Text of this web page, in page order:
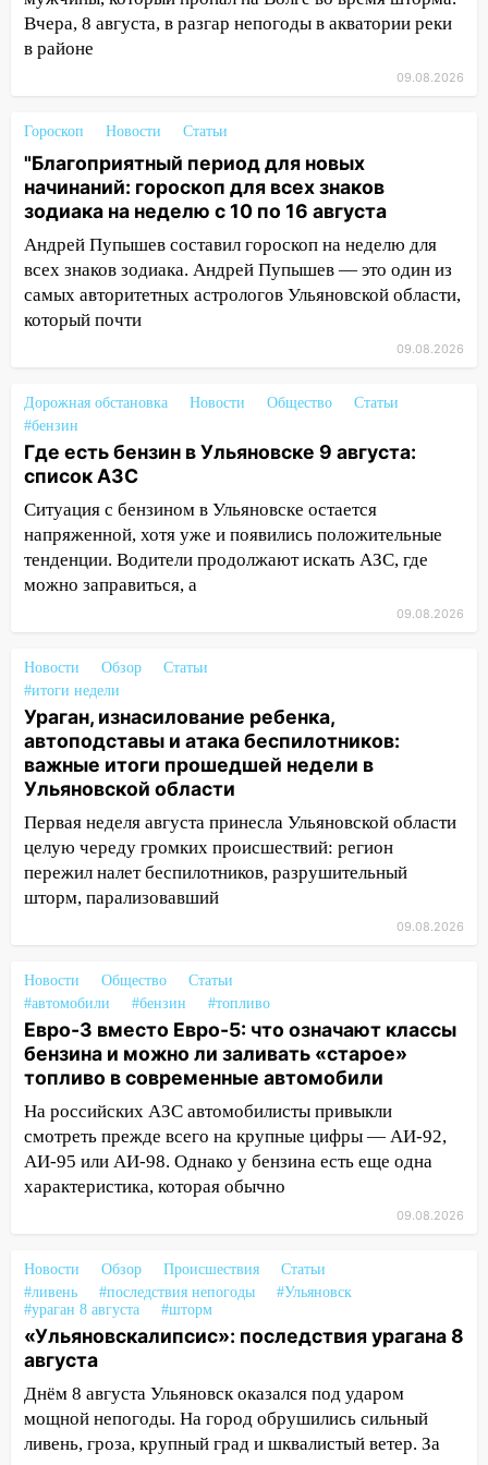
августа
13:00
В Ульяновской области ожидается
крупный град
12:11 Где есть бензин в Ульяновске 9
августа: список АЗС
11:55 Соцсети: светофор упал на
машину во время сильного ливня в
Ульяновске
11:00
10:13 Прокуратура подвела итоги
недели в Ульяновской области
09:18 Из-за ливня заблокировано
движение трамваев в Ульяновске
09:15 Ураган, изнасилование ребенка,
автоподставы и атака беспилотников:
важные итоги прошедшей недели в
Ульяновской области
трамвайную и троллейбусную
инфраструктуру после шторма
08:19 Внимание! В Цильнинском районе
пропал 67-летний мужчина
08:11 На Ульяновск снова надвигается
непогода
07:30 Евро-3 вместо Евро-5: что
означают классы бензина и можно ли
заливать «старое» топливо в
06:30
Какая погода будет в Ульяновской
области днем 9 августа
05:05
День, когда всё может
измениться: гороскоп на 9 августа —
три знака получат шанс, который нельзя
упустить
08.08.2026
20:10 Во время урагана в Ульяновске на
Волге перевернулась лодка
заблокировало в машине двух женщин
17:15 В Ульяновской области
ремонтируют девять мостов: один уже
готов, ещё два — почти завершены
17:00 «Ульяновскалипсис»: последствия
урагана 8 августа
16:38 Прогноз погоды в Ульяновской
Вчера, 8 августа, в разгар непогоды в акватории реки
в районе
09.08.2026
Гороскоп Новости Статьи
"Благоприятный период для новых
начинаний: гороскоп для всех знаков
зодиака на неделю с 10 по 16 августа
Андрей Пупышев составил гороскоп на неделю для
всех знаков зодиака. Андрей Пупышев — это один из
самых авторитетных астрологов Ульяновской области,
который почти
09.08.2026
Дорожная обстановка Новости Общество
Статьи
#бензин
Где есть бензин в Ульяновске 9 августа:
список АЗС
Ситуация с бензином в Ульяновске остается
напряженной, хотя уже и появились положительные
тенденции. Водители продолжают искать АЗС, где
можно заправиться, а
09.08.2026
Новости Обзор
Статьи
#итоги недели
Ураган, изнасилование ребенка,
автоподставы и атака беспилотников:
важные итоги прошедшей недели в
Ульяновской области
Первая неделя августа принесла Ульяновской области
целую череду громких происшествий: регион
пережил налет беспилотников, разрушительный
шторм, парализовавший
09.08.2026
Новости Общество
Статьи
#автомобили
#бензин #топливо
Евро-3 вместо Евро-5: что означают классы
бензина и можно ли заливать «старое»
топливо в современные автомобили
На российских АЗС автомобилисты привыкли
смотреть прежде всего на крупные цифры — АИ-92,
АИ-95 или АИ-98. Однако у бензина есть еще одна
характеристика, которая обычно
09.08.2026
Новости Обзор Происшествия
Статьи
#ливень
#последствия непогоды
#Ульяновск
#ураган 8 августа
#шторм
«Ульяновскалипсис»: последствия урагана 8
августа
Днём 8 августа Ульяновск оказался под ударом
мощной непогоды. На город обрушились сильный
ливень, гроза, крупный град и шквалистый ветер. За